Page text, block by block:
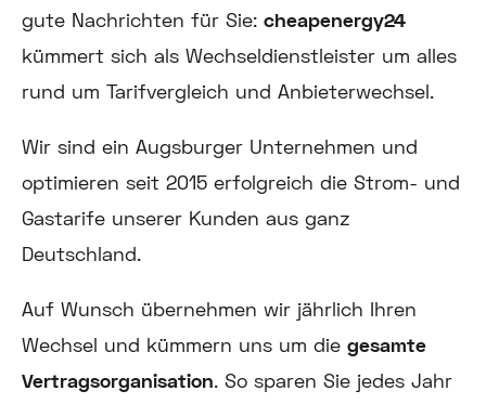
gute Nachrichten für Sie: cheapenergy24
kümmert sich als Wechseldienstleister um alles
rund um Tarifvergleich und Anbieterwechsel.
Wir sind ein Augsburger Unternehmen und
optimieren seit 2015 erfolgreich die Strom- und
Gastarife unserer Kunden aus ganz
Deutschland.
Auf Wunsch übernehmen wir jährlich Ihren
Wechsel und kümmern uns um die gesamte
Vertragsorganisation. So sparen Sie jedes Jahr